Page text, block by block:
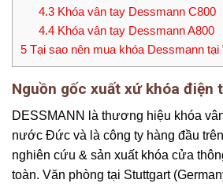
4.3Khóa vân tay Dessmann C800
4.4Khóa vân tay Dessmann A800
5 Tại sao nên mua khóa Dessmann tại
Nguồn gốc xuất xứ khóa điện
DESSMANN là thương hiệu khóa
nước Đức và là công ty hàng đầu
nghiên cứu & sản xuất khóa cửa
toàn. Văn phòng tại Stuttgart